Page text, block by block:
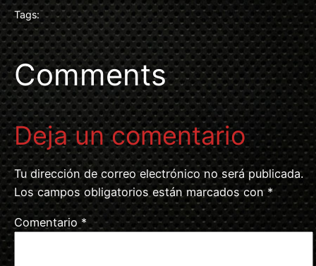
Tags:
Comments
Deja un comentario
Tu dirección de correo electrónico no será publicada.
Los campos obligatorios están marcados con *
Comentario *